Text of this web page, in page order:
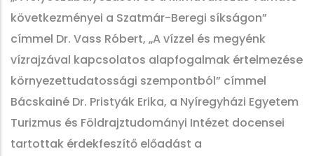
következményei a Szatmár-Beregi síkságon”
címmel Dr. Vass Róbert, „A vízzel és megyénk
vízrajzával kapcsolatos alapfogalmak értelmezése
környezettudatossági szempontból” címmel
Bácskainé Dr. Pristyák Erika, a Nyíregyházi Egyetem
Turizmus és Földrajztudományi Intézet docensei
tartottak érdekfeszítő előadást a